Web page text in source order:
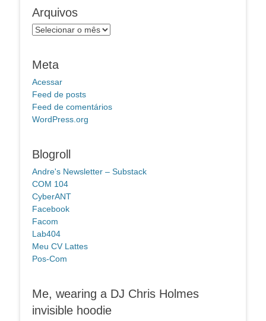
Arquivos
Arquivos
Meta
Acessar
Feed de posts
Feed de comentários
WordPress.org
Blogroll
Andre's Newsletter – Substack
COM 104
CyberANT
Facebook
Facom
Lab404
Meu CV Lattes
Pos-Com
Me, wearing a DJ Chris Holmes
invisible hoodie